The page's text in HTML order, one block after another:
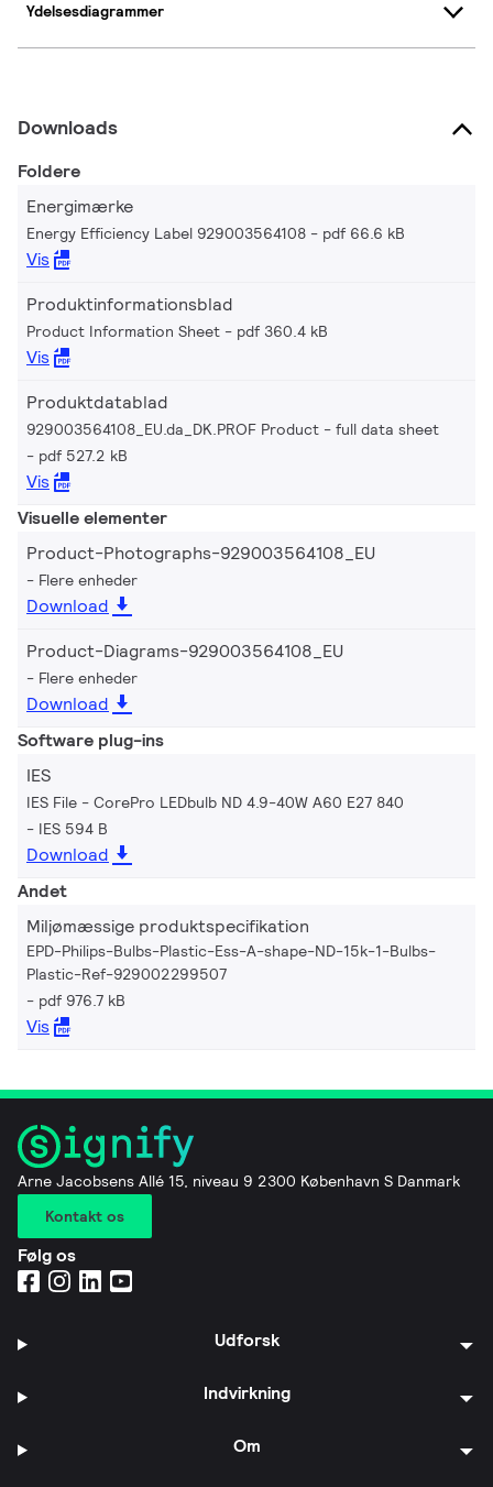
Ydelsesdiagrammer
Downloads
Foldere
Energimærke
Energy Efficiency Label 929003564108 pdf 66.6 kB
Vis
Produktinformationsblad
Product Information Sheet pdf 360.4 kB
Vis
Produktdatablad
929003564108_EU.da_DK.PROF Product - full data sheet
pdf 527.2 kB
Vis
Visuelle elementer
Product-Photographs-929003564108_EU
Flere enheder
Download
Product-Diagrams-929003564108_EU
Flere enheder
Download
Software plug-ins
IES
IES File - CorePro LEDbulb ND 4.9-40W A60 E27 840
IES 594 B
Download
Andet
Miljømæssige produktspecifikation
EPD-Philips-Bulbs-Plastic-Ess-A-shape-ND-15k-1-Bulbs-
Plastic-Ref-929002299507
pdf 976.7 kB
Vis
Arne Jacobsens Allé 15, niveau 9 2300 København S Danmark
Kontakt os
Følg os
Udforsk
Indvirkning
Om